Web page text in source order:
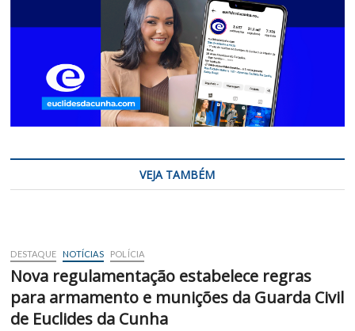
VEJA TAMBÉM
DESTAQUE NOTÍCIAS POLÍCIA
Nova regulamentação estabelece regras
para armamento e munições da Guarda Civil
de Euclides da Cunha